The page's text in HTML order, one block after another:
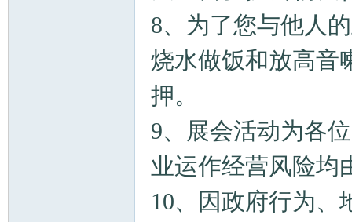
8、为了您与他人
烧水做饭和放高音
押。
9、展会活动为各
业运作经营风险均
10、因政府行为、